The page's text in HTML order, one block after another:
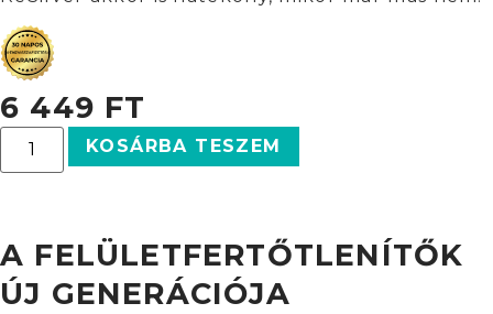
6 449 FT
KOSÁRBA TESZEM
A FELÜLETFERTŐTLENÍTŐK
ÚJ GENERÁCIÓJA